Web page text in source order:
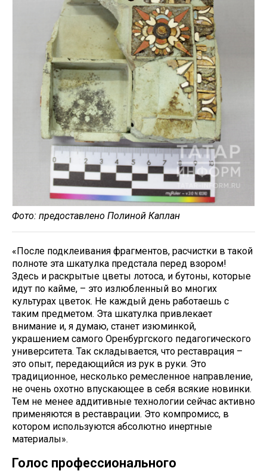
Фото: предоставлено Полиной Каплан
«После подклеивания фрагментов, расчистки в такой
полноте эта шкатулка предстала перед взором!
Здесь и раскрытые цветы лотоса, и бутоны, которые
идут по кайме, – это излюбленный во многих
культурах цветок. Не каждый день работаешь с
таким предметом. Эта шкатулка привлекает
внимание и, я думаю, станет изюминкой,
украшением самого Оренбургского педагогического
университета. Так складывается, что реставрация –
это опыт, передающийся из рук в руки. Это
традиционное, несколько ремесленное направление,
не очень охотно впускающее в себя всякие новинки.
Тем не менее аддитивные технологии сейчас активно
применяются в реставрации. Это компромисс, в
котором используются абсолютно инертные
материалы».
Голос профессионального